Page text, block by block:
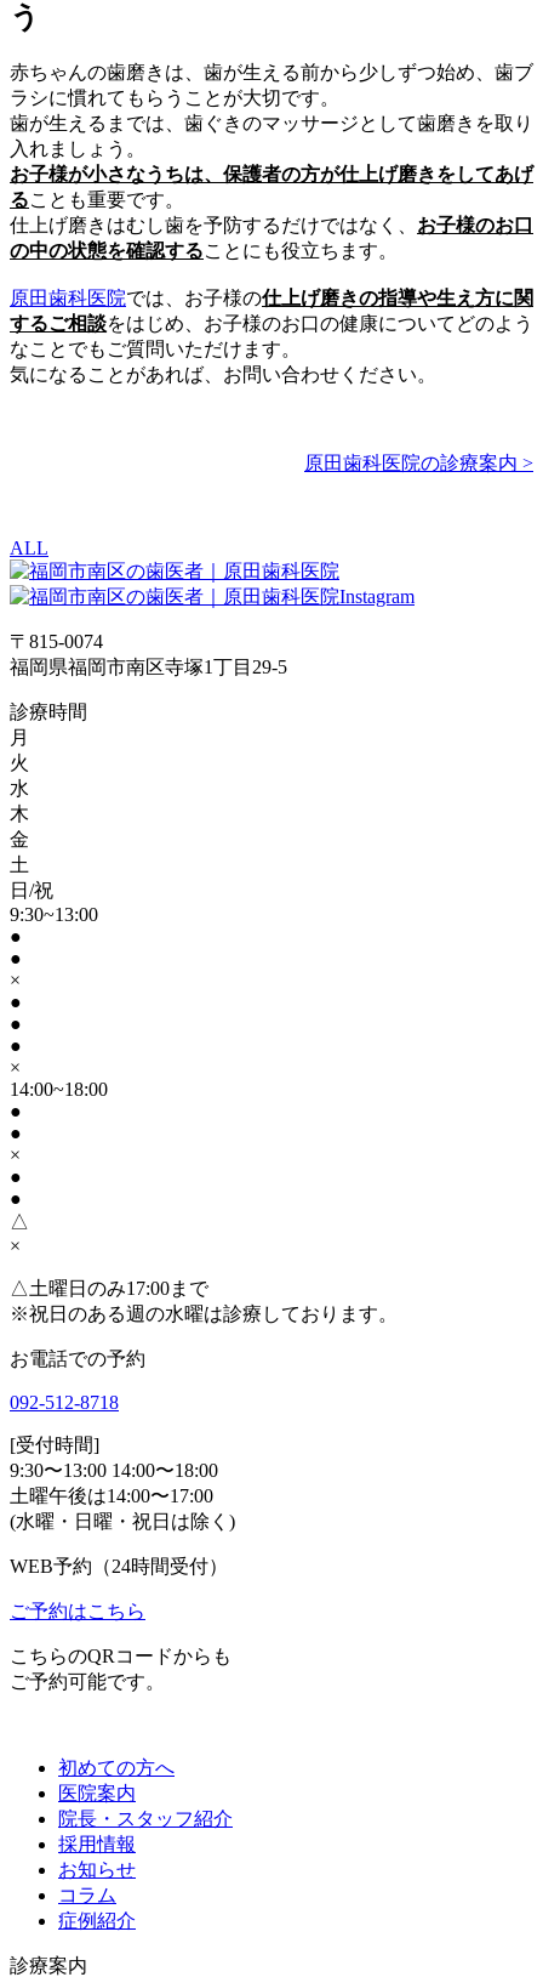
う
赤ちゃんの歯磨きは、歯が生える前から少しずつ始め、歯ブ
ラシに慣れてもらうことが大切です。
歯が生えるまでは、歯ぐきのマッサージとして歯磨きを取り
入れましょう。
お子様が小さなうちは、保護者の方が仕上げ磨きをしてあげ
ることも重要です。
仕上げ磨きはむし歯を予防するだけではなく、 お子様のお口
の中の状態を確認することにも役立ちます。
原田歯科医院では、お子様の仕上げ磨きの指導や生え方に関
するご相談をはじめ、お子様のお口の健康についてどのよう
なことでもご質問いただけます。
気になることがあれば、お問い合わせください。
原田歯科医院の診療案内 >
ALL
〒815-0074
福岡県福岡市南区寺塚1丁目29-5
診療時間
月
火
水
木
金
土
日/祝
9:30~13:00
●
●
×
●
●
●
×
14:00~18:00
●
●
×
●
●
△
×
△土曜日のみ17:00まで
※祝日のある週の水曜は診療しております。
お電話での予約
092-512-8718
[受付時間]
9:30〜13:00 14:00〜18:00
土曜午後は14:00〜17:00
(水曜・日曜・祝日は除く)
WEB予約（24時間受付）
ご予約はこちら
こちらのQRコードからも
ご予約可能です。
初めての方へ
医院案内
院長・スタッフ紹介
採用情報
お知らせ
コラム
症例紹介
診療案内